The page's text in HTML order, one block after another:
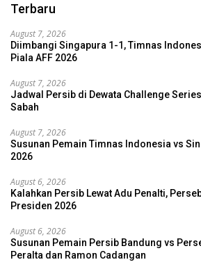
Terbaru
August 7, 2026
Diimbangi Singapura 1-1, Timnas
Piala AFF 2026
August 7, 2026
Jadwal Persib di Dewata Challenge
Sabah
August 7, 2026
Susunan Pemain Timnas Indonesia vs
2026
August 6, 2026
Kalahkan Persib Lewat Adu Penalti,
Presiden 2026
August 6, 2026
Susunan Pemain Persib Bandung vs
Peralta dan Ramon Cadangan